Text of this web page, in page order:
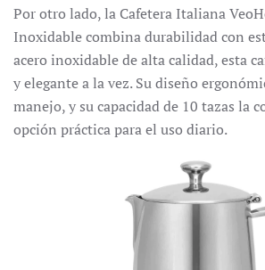
Por otro lado, la Cafetera Italiana
Inoxidable combina durabilidad con
acero inoxidable de alta calidad, esta
y elegante a la vez.Su diseño
manejo, y su capacidad de 10 tazas la
opción práctica para el uso diario.